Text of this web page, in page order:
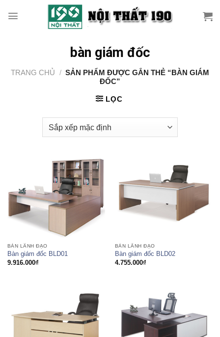
bàn giám đốc
TRANG CHỦ / SẢN PHẨM ĐƯỢC GẮN THẺ “BÀN GIÁM
ĐỐC”
LỌC
BÀN LÃNH ĐẠO
Bàn giám đốc BLD01
9.916.000₫
BÀN LÃNH ĐẠO
Bàn giám đốc BLD02
4.755.000₫